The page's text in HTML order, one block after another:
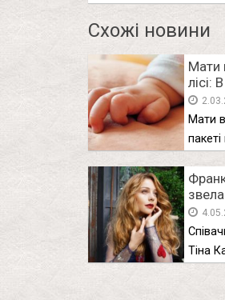
Схожі новини
Мати
лісі:
Мати
очах
Тіна